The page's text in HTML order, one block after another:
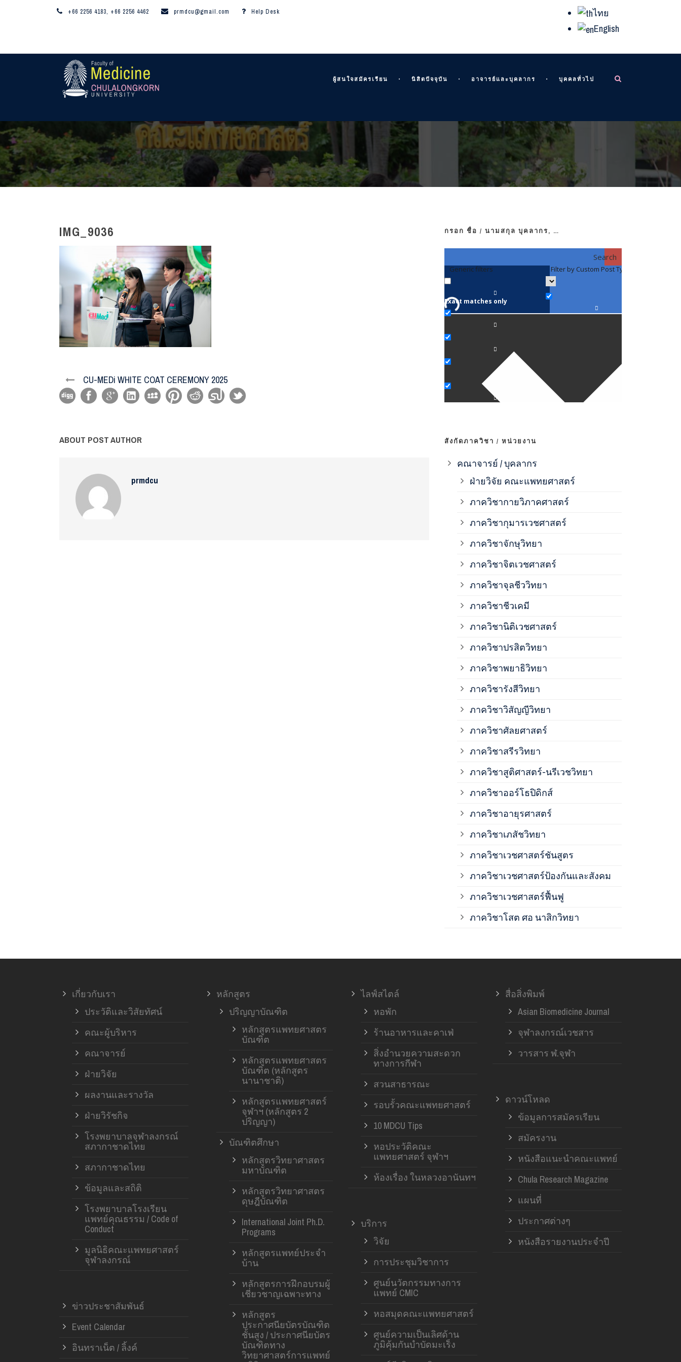
+66 2256 4183, +66 2256 4462 prmdcu@gmail.com Help Desk
ไทย
English
ผู้สนใจสมัครเรียน นิสิตปัจจุบัน อาจารย์และบุคลากร บุคคลทั่วไป
IMG_9036
CU-MEDi WHITE COAT CEREMONY 2025
ABOUT POST AUTHOR
prmdcu
กรอก ชื่อ / นามสกุล บุคลากร, …
Search
Generic filters
Exact matches only
Filter by Custom Post Type
สังกัดภาควิชา / หน่วยงาน
คณาจารย์ / บุคลากร
ฝ่ายวิจัย คณะแพทยศาสตร์
ภาควิชากายวิภาคศาสตร์
ภาควิชากุมารเวชศาสตร์
ภาควิชาจักษุวิทยา
ภาควิชาจิตเวชศาสตร์
ภาควิชาจุลชีววิทยา
ภาควิชาชีวเคมี
ภาควิชานิติเวชศาสตร์
ภาควิชาปรสิตวิทยา
ภาควิชาพยาธิวิทยา
ภาควิชารังสีวิทยา
ภาควิชาวิสัญญีวิทยา
ภาควิชาศัลยศาสตร์
ภาควิชาสรีรวิทยา
ภาควิชาสูติศาสตร์-นรีเวชวิทยา
ภาควิชาออร์โธปิดิกส์
ภาควิชาอายุรศาสตร์
ภาควิชาเภสัชวิทยา
ภาควิชาเวชศาสตร์ชันสูตร
ภาควิชาเวชศาสตร์ป้องกันและสังคม
ภาควิชาเวชศาสตร์ฟื้นฟู
ภาควิชาโสต ศอ นาสิกวิทยา
เกี่ยวกับเรา
ประวัติและวิสัยทัศน์
คณะผู้บริหาร
คณาจารย์
ฝ่ายวิจัย
ผลงานและรางวัล
ฝ่ายวิรัชกิจ
โรงพยาบาลจุฬาลงกรณ์
สภากาชาดไทย
สภากาชาดไทย
ข้อมูลและสถิติ
โรงพยาบาลโรงเรียน
แพทย์คุณธรรม / Code of
Conduct
มูลนิธิคณะแพทยศาสตร์
จุฬาลงกรณ์
ข่าวประชาสัมพันธ์
Event Calendar
อินทราเน็ต / ลิ้งค์
หลักสูตร
ปริญญาบัณฑิต
หลักสูตรแพทยศาสตร
บัณฑิต
หลักสูตรแพทยศาสตร
บัณฑิต (หลักสูตร
นานาชาติ)
หลักสูตรแพทยศาสตร์
จุฬาฯ (หลักสูตร 2
ปริญญา)
บัณฑิตศึกษา
หลักสูตรวิทยาศาสตร
มหาบัณฑิต
หลักสูตรวิทยาศาสตร
ดุษฎีบัณฑิต
International Joint Ph.D.
Programs
หลักสูตรแพทย์ประจำ
บ้าน
หลักสูตรการฝึกอบรมผู้
เชี่ยวชาญเฉพาะทาง
หลักสูตร
ประกาศนียบัตรบัณฑิต
ชั้นสูง / ประกาศนียบัตร
บัณฑิตทาง
วิทยาศาสตร์การแพทย์
ไลฟ์สไตล์
หอพัก
ร้านอาหารและคาเฟ่
สิ่งอำนวยความสะดวก
ทางการกีฬา
สวนสาธารณะ
รอบรั้วคณะแพทยศาสตร์
10 MDCU Tips
หอประวัติคณะ
แพทยศาสตร์ จุฬาฯ
ห้องเรื่อง ในหลวงอานันทฯ
บริการ
วิจัย
การประชุมวิชาการ
ศูนย์นวัตกรรมทางการ
แพทย์ CMIC
หอสมุดคณะแพทยศาสตร์
ศูนย์ความเป็นเลิศด้าน
ภูมิคุ้มกันบำบัดมะเร็ง
สื่อสิ่งพิมพ์
Asian Biomedicine Journal
จุฬาลงกรณ์เวชสาร
วารสาร ฬ.จุฬา
ดาวน์โหลด
ข้อมูลการสมัครเรียน
สมัครงาน
หนังสือแนะนำคณะแพทย์
Chula Research Magazine
แผนที่
ประกาศต่างๆ
หนังสือรายงานประจำปี